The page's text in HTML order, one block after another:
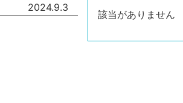
2024.9.3
該当がありません